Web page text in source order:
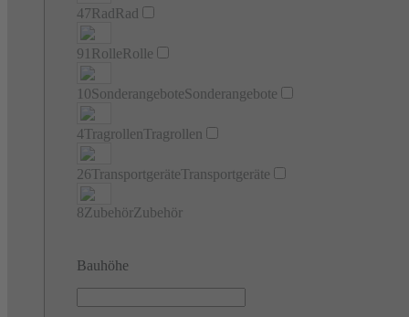
47RadRad
91 RolleRolle
10SonderangeboteSonderangebote
4TragrollenTragrollen
26TransportgeräteTransportgeräte
8ZubehörZubehör
Bauhöhe